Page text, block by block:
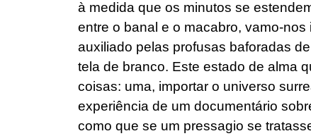
à medida que os minutos se
entre o banal e o macabro, vamo-
auxiliado pelas profusas baforadas
tela de branco. Este estado de alma
coisas: uma, importar o universo
experiência de um documentário
como que se um pressagio se